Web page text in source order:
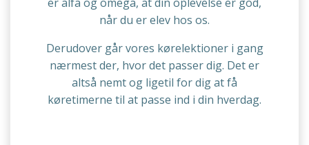
når du er elev hos os.
Derudover går vores kørelektioner i gang
nærmest der, hvor det passer dig. Det er
altså nemt og ligetil for dig at få
køretimerne til at passe ind i din hverdag.